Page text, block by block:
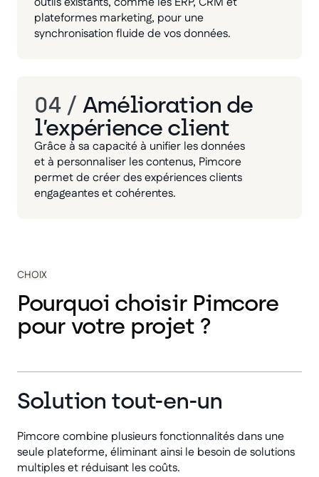
plateformes marketing, pour une
synchronisation fluide de vos données.
04 / Amélioration de
l’expérience client
Grâce à sa capacité à unifier les données
et à personnaliser les contenus, Pimcore
permet de créer des expériences clients
engageantes et cohérentes.
CHOIX
Pourquoi choisir Pimcore
pour votre projet ?
Solution tout-en-un
Pimcore combine plusieurs fonctionnalités dans une
seule plateforme, éliminant ainsi le besoin de solutions
multiples et réduisant les coûts.